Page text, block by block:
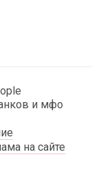
и мфо
на сайте